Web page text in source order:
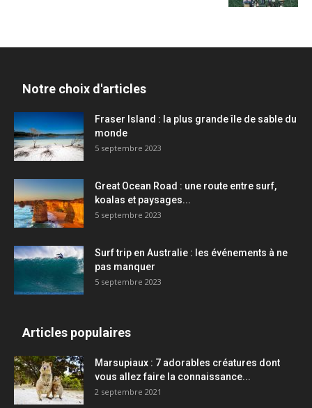
Notre choix d'articles
Fraser Island : la plus grande île de sable du
monde
5 septembre 2023
Great Ocean Road : une route entre surf,
koalas et paysages...
5 septembre 2023
Surf trip en Australie : les événements à ne
pas manquer
5 septembre 2023
Articles populaires
Marsupiaux : 7 adorables créatures dont
vous allez faire la connaissance...
2 septembre 2021